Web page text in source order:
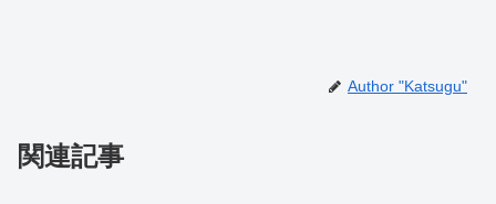
Author "Katsugu"
関連記事